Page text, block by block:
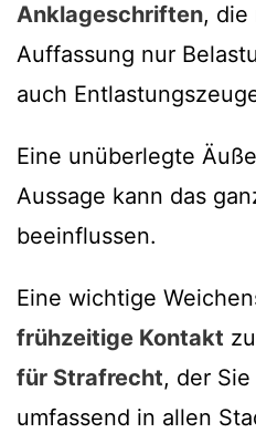
Anklageschriften, die
Auffassung nur
auch
Eine unüberlegte
Aussage kann das
beeinflussen.
Eine wichtige
frühzeitige Kontakt
für Strafrecht, der
umfassend in allen